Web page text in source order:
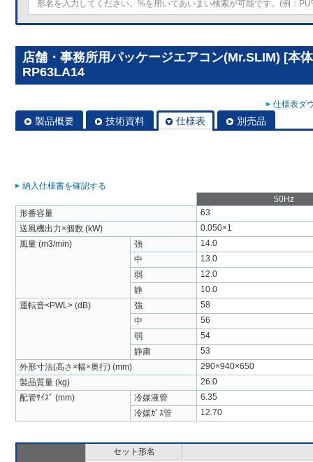
店舗・事務所用パッケージエアコン(Mr.SLIM) [本
RP63LA14
仕様表ダ
製品概要 技術資料 仕様表 別売品
納入仕様書を確認する
50Hz
形番容量
63
送風機出力×個数 (kW)
0.050×1
風量 (m3/min)
強
14.0
中
13.0
弱
12.0
静
10.0
運転音<PWL> (dB)
強
58
中
56
弱
54
静粛
53
外形寸法(高さ×幅×奥行) (mm)
290×940×650
製品質量 (kg)
26.0
配管ｻｲｽﾞ (mm)
冷媒液管
6.35
冷媒ｶﾞｽ管
12.70
セット形名